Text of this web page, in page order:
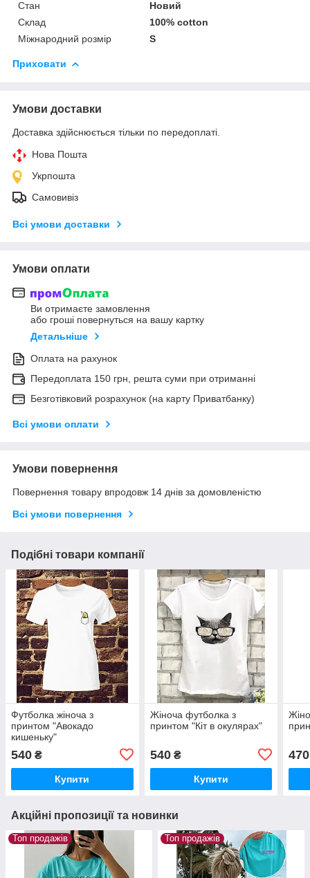
Стан
Новий
Склад
100% cotton
Міжнародний розмір
S
Приховати
Умови доставки
Доставка здійснюється тільки по передоплаті.
Нова Пошта
Укрпошта
Самовивіз
Всі умови доставки
Умови оплати
Ви отримаєте замовлення
або гроші повернуться на вашу картку
Детальніше
Оплата на рахунок
Передоплата 150 грн, решта суми при отриманні
Безготівковий розрахунок (на карту Приватбанку)
Всі умови оплати
Умови повернення
Повернення товару впродовж 14 днів за домовленістю
Всі умови повернення
Подібні товари компанії
Футболка жіноча з
принтом "Авокадо
кишеньку"
540 ₴
Купити
Жіноча футболка з
принтом "Кіт в окулярах"
540₴
Купити
470
Акційні пропозиції та новинки
Топ продажів Топ продажів